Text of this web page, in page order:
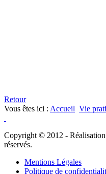
Retour
Vous êtes ici : Accueil Vie
Copyright © 2012 - Réalisation
réservés.
Mentions Légales
Politique de